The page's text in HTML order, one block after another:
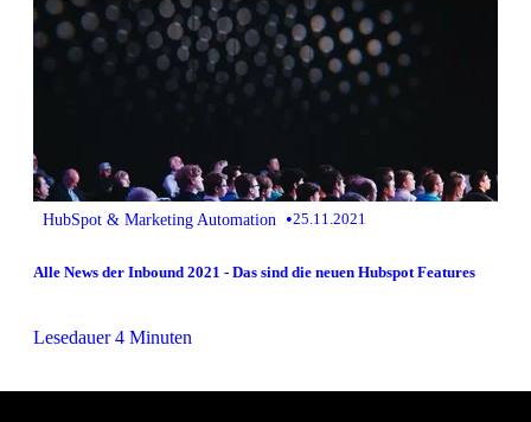
HubSpot & Marketing Automation •25.11.2021
Alle News der Inbound 2021 - Das sind die neuen Hubspot Features
Lesedauer 4 Minuten